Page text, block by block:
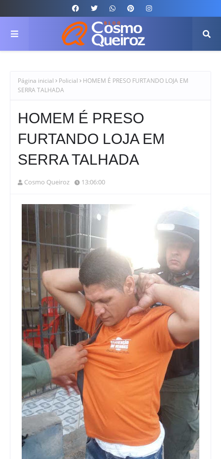
Página inicial Policial
HOMEM É PRESO FURTANDO LOJA EM
SERRA TALHADA
HOMEM É PRESO
FURTANDO LOJA EM
SERRA TALHADA
Cosmo Queiroz 13:06:00